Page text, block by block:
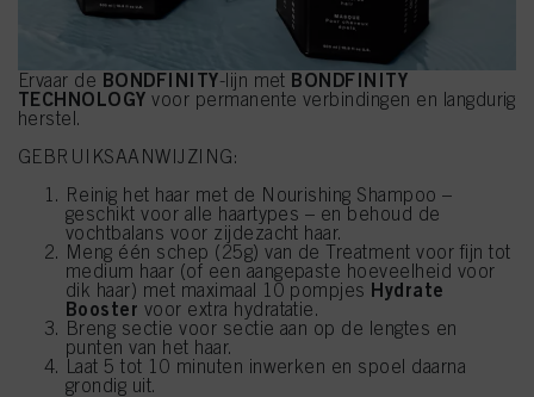
Ervaar de BONDFINITY-lijn met BONDFINITY
TECHNOLOGY voor permanente verbindingen en langdurig
herstel.
GEBRUIKSAANWIJZING:
Reinig het haar met de Nourishing Shampoo –
geschikt voor alle haartypes – en behoud de
vochtbalans voor zijdezacht haar.
Meng één schep (25g) van de Treatment voor fijn tot
medium haar (of een aangepaste hoeveelheid voor
dik haar) met maximaal 10 pompjes Hydrate
Booster voor extra hydratatie.
Breng sectie voor sectie aan op de lengtes en
punten van het haar.
Laat 5 tot 10 minuten inwerken en spoel daarna
grondig uit.